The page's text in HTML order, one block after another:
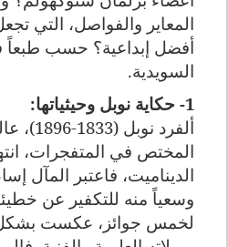
المعاير والفواصل، التي
أفضل إبداعية؟ حسب طبعاً
السويدية.
1- حكاية نوبل وحيثياتها:
ألفرد
المختص في المتفجرات،
الديناميت، فاعتبر المآل
وسعياً منه للتكفير عن
لخمس جوائز، عكست